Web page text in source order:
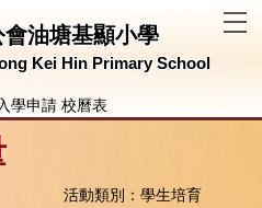
油塘基顯小學
Kei Hin Primary School
學申請校曆表
活動類別：學生培育